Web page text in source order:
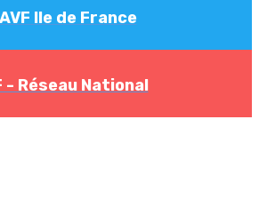
Ile de France
- Réseau National